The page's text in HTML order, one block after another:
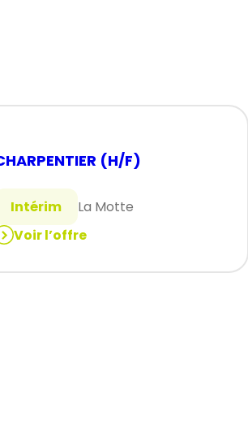
(H/F)
Intérim
La Motte
Voir l’offre